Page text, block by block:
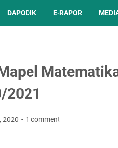
DAPODIK E-RAPOR
2021
2020 1 comment